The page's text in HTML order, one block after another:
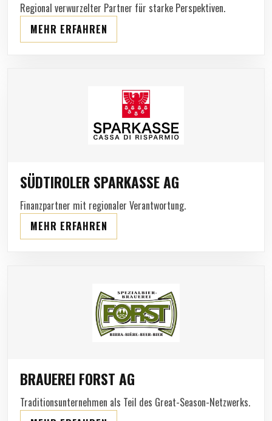
Regional verwurzelter Partner für starke Perspektiven.
MEHR ERFAHREN
SÜDTIROLER SPARKASSE AG
Finanzpartner mit regionaler Verantwortung.
MEHR ERFAHREN
BRAUEREI FORST AG
Traditionsunternehmen als Teil des Great-Season-Netzwerks.